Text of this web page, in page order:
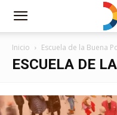
Inicio Escuela de la Buena
ESCUELA DE